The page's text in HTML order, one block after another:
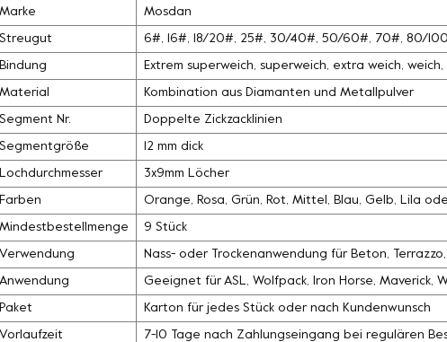
Marke Mosdan
Streugut 6#, 16#, 18/20#, 25#, 30/40#, 50/60#, 70#, 80/
Bindung Extrem superweich, superweich, extra weich,
Material Kombination aus Diamanten und Metallpulver
Segment Nr. Doppelte Zickzacklinien
Segmentgröße 12 mm dick
Lochdurchmesser 3x9mm Löcher
Farben Orange, Rosa, Grün, Rot, Mittel, Blau, Gelb, Lila
Mindestbestellmenge 9 Stück
Verwendung Nass- oder Trockenanwendung für Beton,
Anwendung Geeignet für ASL, Wolfpack, Iron Horse, Maverick,
Paket Karton für jedes Stück oder nach Kundenwunsch
Vorlaufzeit 7-10 Tage nach Zahlungseingang bei regulären